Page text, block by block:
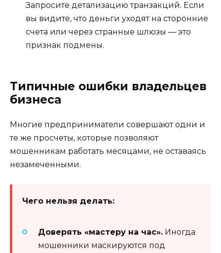
Запросите детализацию транзакций. Если
вы видите, что деньги уходят на сторонние
счета или через странные шлюзы — это
признак подмены.
Типичные ошибки владельцев
бизнеса
Многие предприниматели совершают одни и
те же просчеты, которые позволяют
мошенникам работать месяцами, не оставаясь
незамеченными.
Чего нельзя делать:
Доверять «мастеру на час». Иногда
мошенники маскируются под